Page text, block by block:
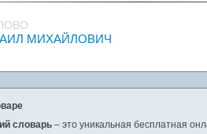
МИХАЙЛОВИЧ
словарь – это уникальная бесплатная